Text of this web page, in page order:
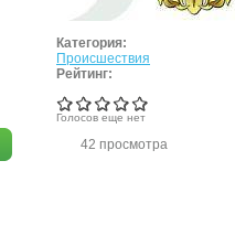
Категория:
Происшествия
Рейтинг:
Голосов еще нет
42 просмотра